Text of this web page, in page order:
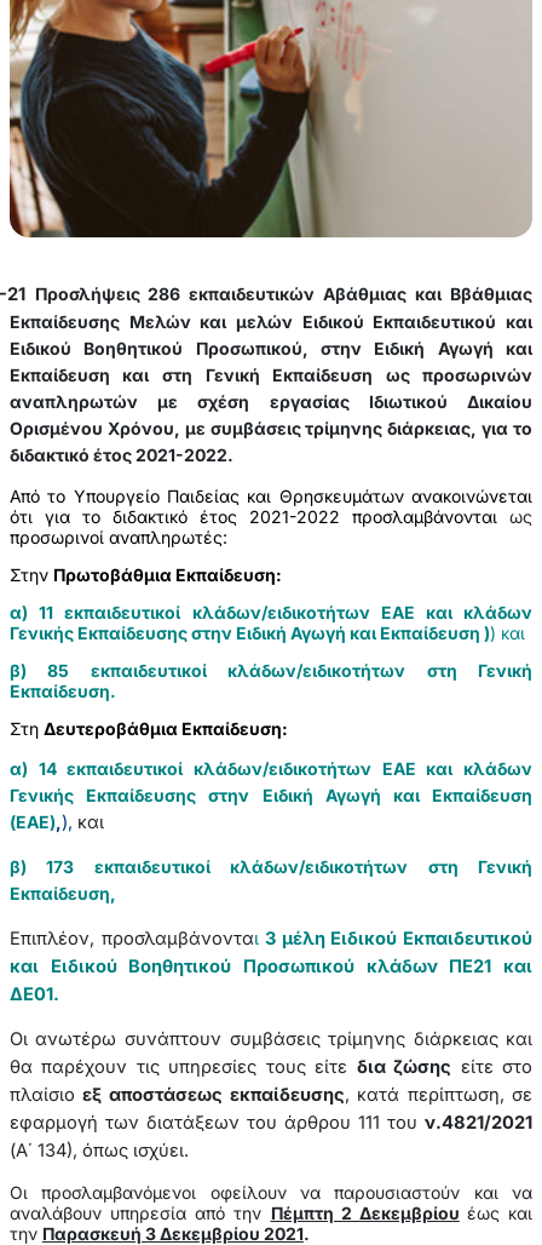
21 Προσλήψεις 286 εκπαιδευτικών Αβάθμιας και Ββάθμιας
Εκπαίδευσης Μελών και μελών Ειδικού Εκπαιδευτικού και
Ειδικού Βοηθητικού Προσωπικού, στην Ειδική Αγωγή και
Εκπαίδευση και στη Γενική Εκπαίδευση ως προσωρινών
αναπληρωτών με σχέση εργασίας Ιδιωτικού Δικαίου
Ορισμένου Χρόνου, με συμβάσεις τρίμηνης διάρκειας, για το
διδακτικό έτος 2021-2022.
Από το Υπουργείο Παιδείας και Θρησκευμάτων ανακοινώνεται
ότι για το διδακτικό έτος 2021-2022 προσλαμβάνονταιως
προσωρινοί αναπληρωτές:
Στην Πρωτοβάθμια Εκπαίδευση:
α) 11 εκπαιδευτικοί κλάδων/ειδικοτήτων ΕΑΕ και κλάδων
Γενικής Εκπαίδευσης στην Ειδική Αγωγή και Εκπαίδευση )) και
β) 85 εκπαιδευτικοί κλάδων/ειδικοτήτων στη Γενική
Εκπαίδευση.
Στη Δευτεροβάθμια Εκπαίδευση:
α) 14 εκπαιδευτικοί κλάδων/ειδικοτήτων ΕΑΕ και κλάδων
Γενικής Εκπαίδευσης στην Ειδική Αγωγή και Εκπαίδευση
(ΕΑΕ),), και
β) 173 εκπαιδευτικοί κλάδων/ειδικοτήτων στη Γενική
Εκπαίδευση,
Επιπλέον, προσλαμβάνονται3 μέλη Ειδικού Εκπαιδευτικού
και Ειδικού Βοηθητικού Προσωπικού κλάδων ΠΕ21 και
ΔΕ01.
Οι ανωτέρω συνάπτουν συμβάσεις τρίμηνης διάρκειας και
θα παρέχουν τις υπηρεσίες τους είτε δια ζώσης είτε στο
πλαίσιοεξ αποστάσεως εκπαίδευσης, κατά περίπτωση, σε
εφαρμογή των διατάξεων τουάρθρου 111 τουν.4821/2021
(Α΄ 134), όπως ισχύει.
Οι προσλαμβανόμενοι οφείλουν να παρουσιαστούν και να
αναλάβουν υπηρεσία από την Πέμπτη 2 Δεκεμβρίου έως και
την Παρασκευή 3 Δεκεμβρίου 2021.